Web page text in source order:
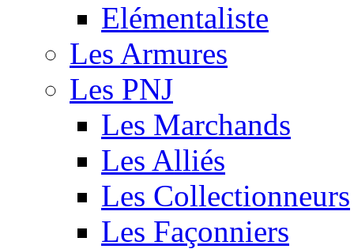
Elémentaliste
Les Armures
Les PNJ
Les Marchands
Les Alliés
Les Collectionneurs
Les Façonniers